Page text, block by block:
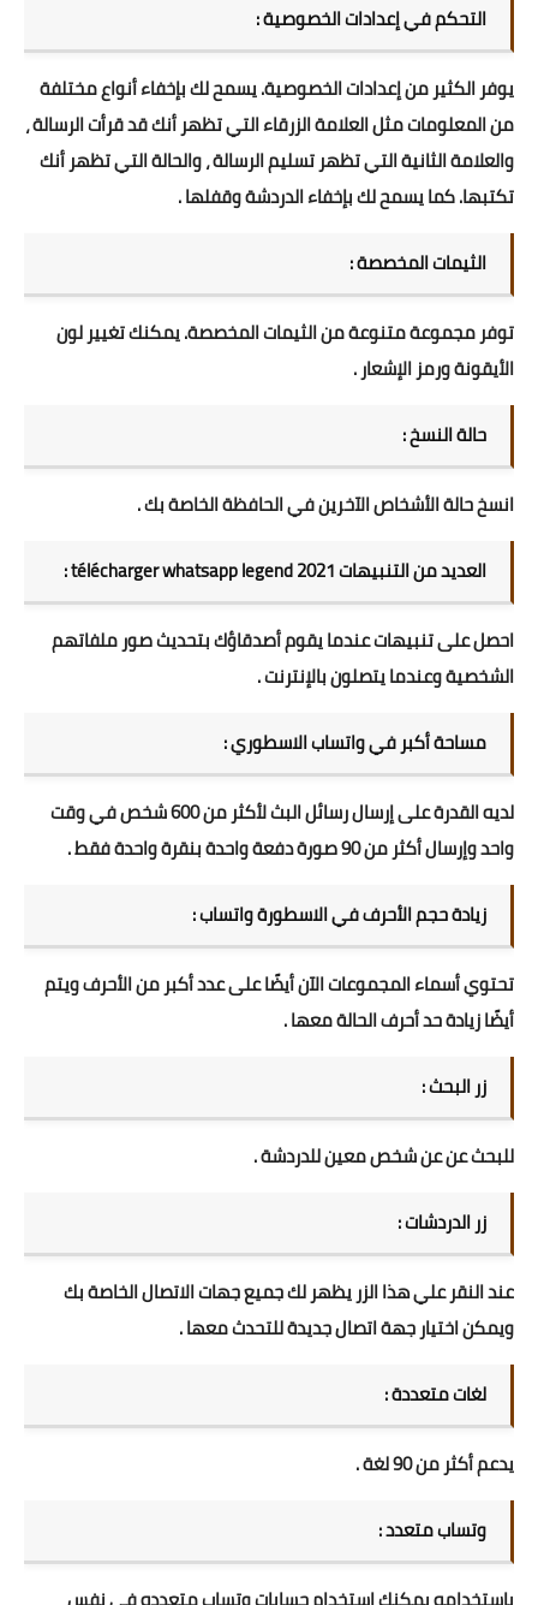
التحكم في إعدادات الخصوصية :
يوفر الكثير من إعدادات الخصوصية. يسمح لك بإخفاء أنواع مختلفة
من المعلومات مثل العلامة الزرقاء التي تظهر أنك قد قرأت الرسالة ،
والعلامة الثانية التي تظهر تسليم الرسالة ، والحالة التي تظهر أنك
تكتبها. كما يسمح لك بإخفاء الدردشة وقفلها .
الثيمات المخصصة :
توفر مجموعة متنوعة من الثيمات المخصصة. يمكنك تغيير لون
الأيقونة ورمز الإشعار .
حالة النسخ :
انسخ حالة الأشخاص الآخرين في الحافظة الخاصة بك .
العديد من التنبيهات télécharger whatsapp legend 2021 :
احصل على تنبيهات عندما يقوم أصدقاؤك بتحديث صور ملفاتهم
الشخصية وعندما يتصلون بالإنترنت .
مساحة أكبر في واتساب الاسطوري :
لديه القدرة على إرسال رسائل البث لأكثر من 600 شخص في وقت
واحد وإرسال أكثر من 90 صورة دفعة واحدة بنقرة واحدة فقط .
زيادة حجم الأحرف في الاسطورة واتساب :
تحتوي أسماء المجموعات الآن أيضًا على عدد أكبر من الأحرف ويتم
أيضًا زيادة حد أحرف الحالة معها .
زر البحث :
للبحث عن عن شخص معين للدردشة .
زر الدردشات :
عند النقر علي هذا الزر يظهر لك جميع جهات الاتصال الخاصة بك
ويمكن اختيار جهة اتصال جديدة للتحدث معها .
لغات متعددة :
يدعم أكثر من 90 لغة .
وتساب متعدد :